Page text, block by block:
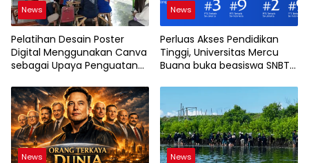
News
Pelatihan Desain Poster
Digital Menggunakan Canva
sebagai Upaya Penguatan
Kader PKK Kelurahan Bambu
Apus
News
Perluas Akses Pendidikan
Tinggi, Universitas Mercu
Buana buka beasiswa SNBT
News News